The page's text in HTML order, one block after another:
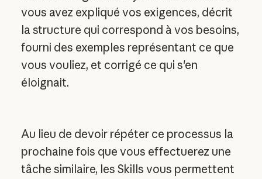
vous avez expliqué vos exigences, décrit
la structure qui correspond à vos besoins,
fourni des exemples représentant ce que
vous vouliez, et corrigé ce qui s'en
éloignait.
Au lieu de devoir répéter ce processus la
prochaine fois que vous effectuerez une
tâche similaire, les Skills vous permettent